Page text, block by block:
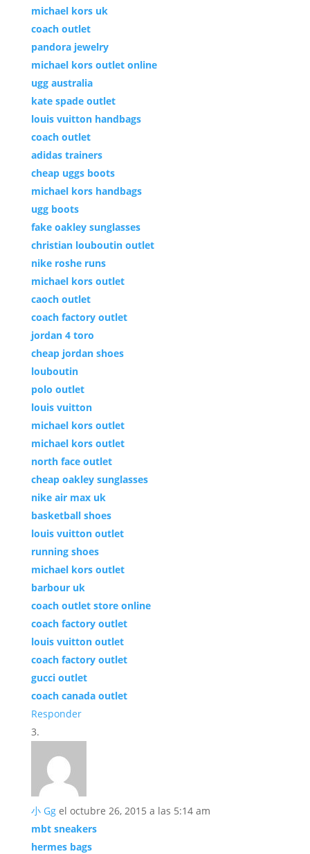
michael kors uk
coach outlet
pandora jewelry
michael kors outlet online
ugg australia
kate spade outlet
louis vuitton handbags
coach outlet
adidas trainers
cheap uggs boots
michael kors handbags
ugg boots
fake oakley sunglasses
christian louboutin outlet
nike roshe runs
michael kors outlet
caoch outlet
coach factory outlet
jordan 4 toro
cheap jordan shoes
louboutin
polo outlet
louis vuitton
michael kors outlet
michael kors outlet
north face outlet
cheap oakley sunglasses
nike air max uk
basketball shoes
louis vuitton outlet
running shoes
michael kors outlet
barbour uk
coach outlet store online
coach factory outlet
louis vuitton outlet
coach factory outlet
gucci outlet
coach canada outlet
Responder
小 Gg el octubre 26, 2015 a las 5:14 am
mbt sneakers
hermes bags